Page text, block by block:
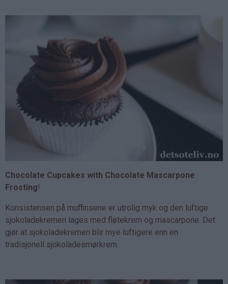
Chocolate Cupcakes with Chocolate Mascarpone
Frosting!
Konsistensen på muffinsene er utrolig myk og den luftige
sjokoladekremen lages med fløtekrem og mascarpone. Det
gjør at sjokoladekremen blir mye luftigere enn en
tradisjonell sjokoladesmørkrem.